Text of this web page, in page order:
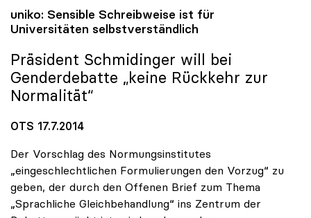
uniko: Sensible Schreibweise ist für
Universitäten selbstverständlich
Präsident Schmidinger will bei
Genderdebatte „keine Rückkehr zur
Normalität“
OTS 17.7.2014
Der Vorschlag des Normungsinstitutes
„eingeschlechtlichen Formulierungen den Vorzug“ zu
geben, der durch den Offenen Brief zum Thema
„Sprachliche Gleichbehandlung“ ins Zentrum der